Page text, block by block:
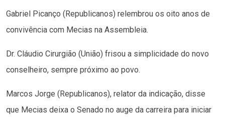
Gabriel Picanço (Republicanos) relembrou os oito anos de
convivência com Mecias na Assembleia.
Dr. Cláudio Cirurgião (União) frisou a simplicidade do novo
conselheiro, sempre próximo ao povo.
Marcos Jorge (Republicanos), relator da indicação, disse
que Mecias deixa o Senado no auge da carreira para iniciar